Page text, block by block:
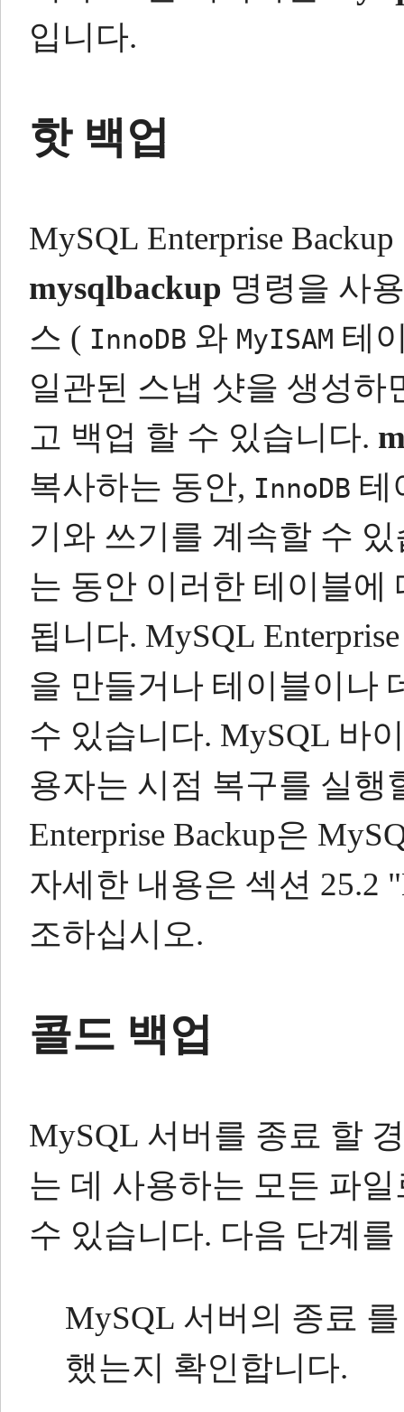
입니다.
핫 백업
MySQL Enterprise
mysqlbackup 명령을 사
스 ( InnoDB 와 MyISAM 테
일관된 스냅 샷을 생성하
고 백업 할 수 있습니다.
복사하는 동안, InnoDB 테
기와 쓰기를 계속할 수
는 동안 이러한 테이블에
됩니다. MySQL
을 만들거나 테이블이나
수 있습니다. MySQL 바
용자는 시점 복구를 실행
Enterprise Backup은
자세한 내용은 섹션 25.2
조하십시오.
콜드 백업
MySQL 서버를 종료 할
는 데 사용하는 모든 파
수 있습니다. 다음 단계
MySQL 서버의 종료
했는지 확인합니다.